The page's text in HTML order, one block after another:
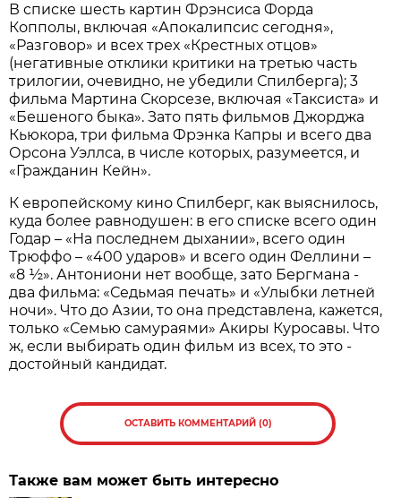
В списке шесть картин Фрэнсиса Форда
Копполы, включая «Апокалипсис сегодня»,
«Разговор» и всех трех «Крестных отцов»
(негативные отклики критики на третью часть
трилогии, очевидно, не убедили Спилберга); 3
фильма Мартина Скорсезе, включая «Таксиста» и
«Бешеного быка». Зато пять фильмов Джорджа
Кьюкора, три фильма Фрэнка Капры и всего два
Орсона Уэллса, в числе которых, разумеется, и
«Гражданин Кейн».
К европейскому кино Спилберг, как выяснилось,
куда более равнодушен: в его списке всего один
Годар – «На последнем дыхании», всего один
Трюффо – «400 ударов» и всего один Феллини –
«8 ½». Антониони нет вообще, зато Бергмана -
два фильма: «Седьмая печать» и «Улыбки летней
ночи». Что до Азии, то она представлена, кажется,
только «Семью самураями» Акиры Куросавы. Что
ж, если выбирать один фильм из всех, то это -
достойный кандидат.
ОСТАВИТЬ КОММЕНТАРИЙ (0)
Также вам может быть интересно